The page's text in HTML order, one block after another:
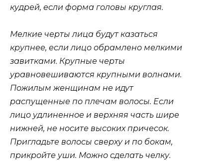
кудрей, если форма головы круглая.
Мелкие черты лица будут казаться
крупнее, если лицо обрамлено мелкими
завитками. Крупные черты
уравновешиваются крупными волнами.
Пожилым женщинам не идут
распущенные по плечам волосы. Если
лицо удлиненное и верхняя часть шире
нижней, не носите высоких причесок.
Пригладьте волосы сверху и по бокам,
прикройте уши. Можно сделать челку.